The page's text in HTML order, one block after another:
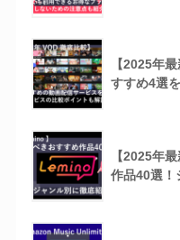
【2025年
すすめ4選
【2025年
作品40選！